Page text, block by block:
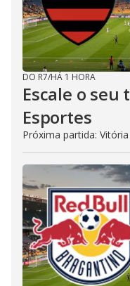
DO R7/HÁ 1 HORA
Escale o
Esportes
Próxima partida: